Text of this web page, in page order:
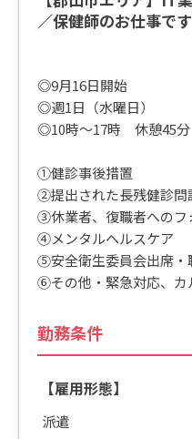
／保健師のお仕事です
◎9月16日開始
◎週1日（水曜日）
◎10時～17時 休憩45分
①健診事後措置
②提出された長残健診問
③休業者、復職者へのフ
④メンタルヘルスケア
⑤安全衛生委員会出席・
⑥その他・緊急対応、カ
勤務条件
【雇用形態】
派遣